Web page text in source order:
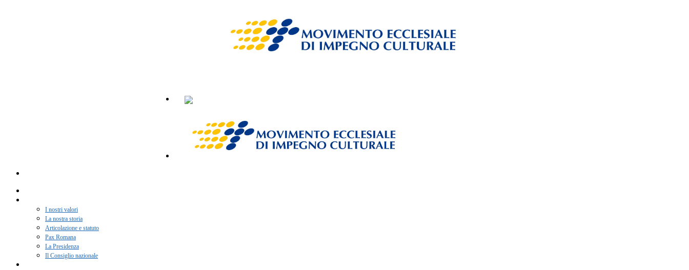
I nostri valori
La nostra storia
Articolazione e statuto
Pax Romana
La Presidenza
Il Consiglio nazionale